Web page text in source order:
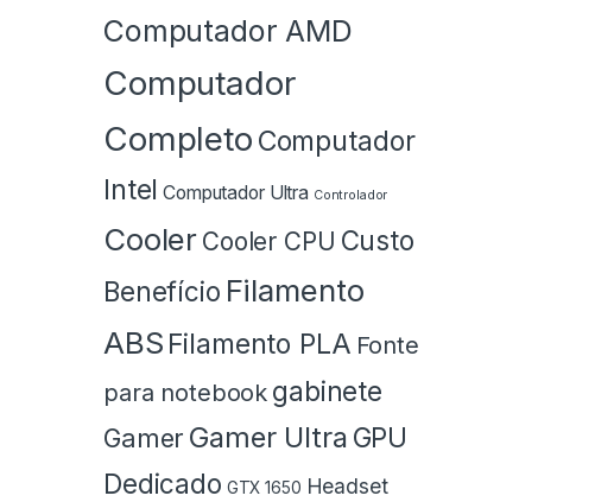
Computador AMD
Computador
Completo Computador
Intel Computador Ultra Controlador
Cooler Cooler CPU Custo
Benefício Filamento
ABS Filamento PLA Fonte
para notebook gabinete
Gamer Gamer Ultra GPU
Dedicado GTX 1650 Headset